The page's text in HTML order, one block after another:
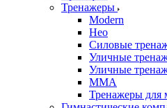
Тренажеры
Modern
Нео
Силовые
Уличные
Уличные
ММА
Тренажеры для